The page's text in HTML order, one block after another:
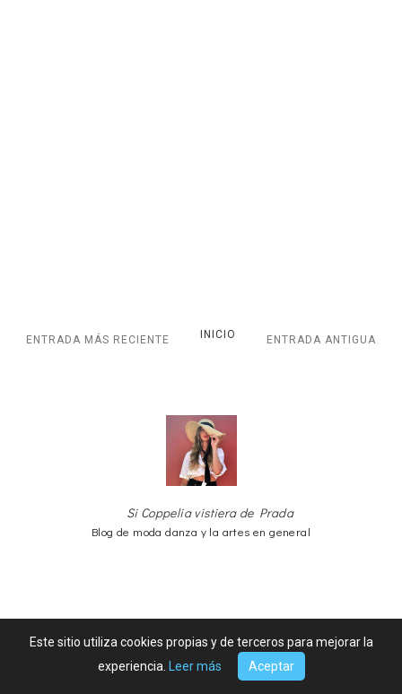
ENTRADA MÁS RECIENTE ENTRADA ANTIGUA
INICIO
Si Coppelia vistiera de Prada
Blog de moda danza y la artes en general
Sobre Mi
Este sitio utiliza cookies propias y de terceros para mejorar la
experiencia.
Leer más Aceptar